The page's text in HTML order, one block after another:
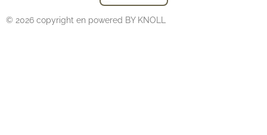
© 2026 copyright en powered BY KNOLL